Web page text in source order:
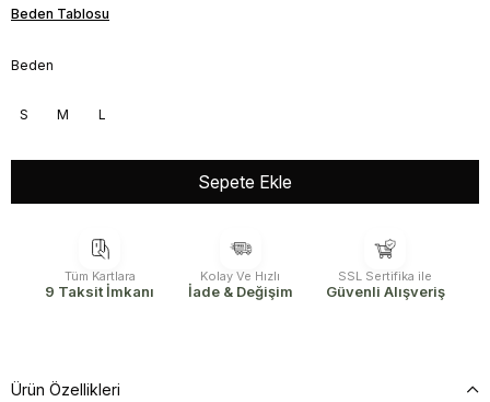
Beden Tablosu
Beden
S M L
Tüm Kartlara
9 Taksit İmkanı
Kolay Ve Hızlı
İade & Değişim
SSL Sertifika ile
Güvenli Alışveriş
Ürün Özellikleri